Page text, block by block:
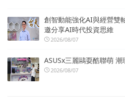
創智動能強化AI與經營雙
邀分享AI時代投資思維
2026/08/07
ASUSx三麗鷗耍酷聯萌 潮
2026/08/07